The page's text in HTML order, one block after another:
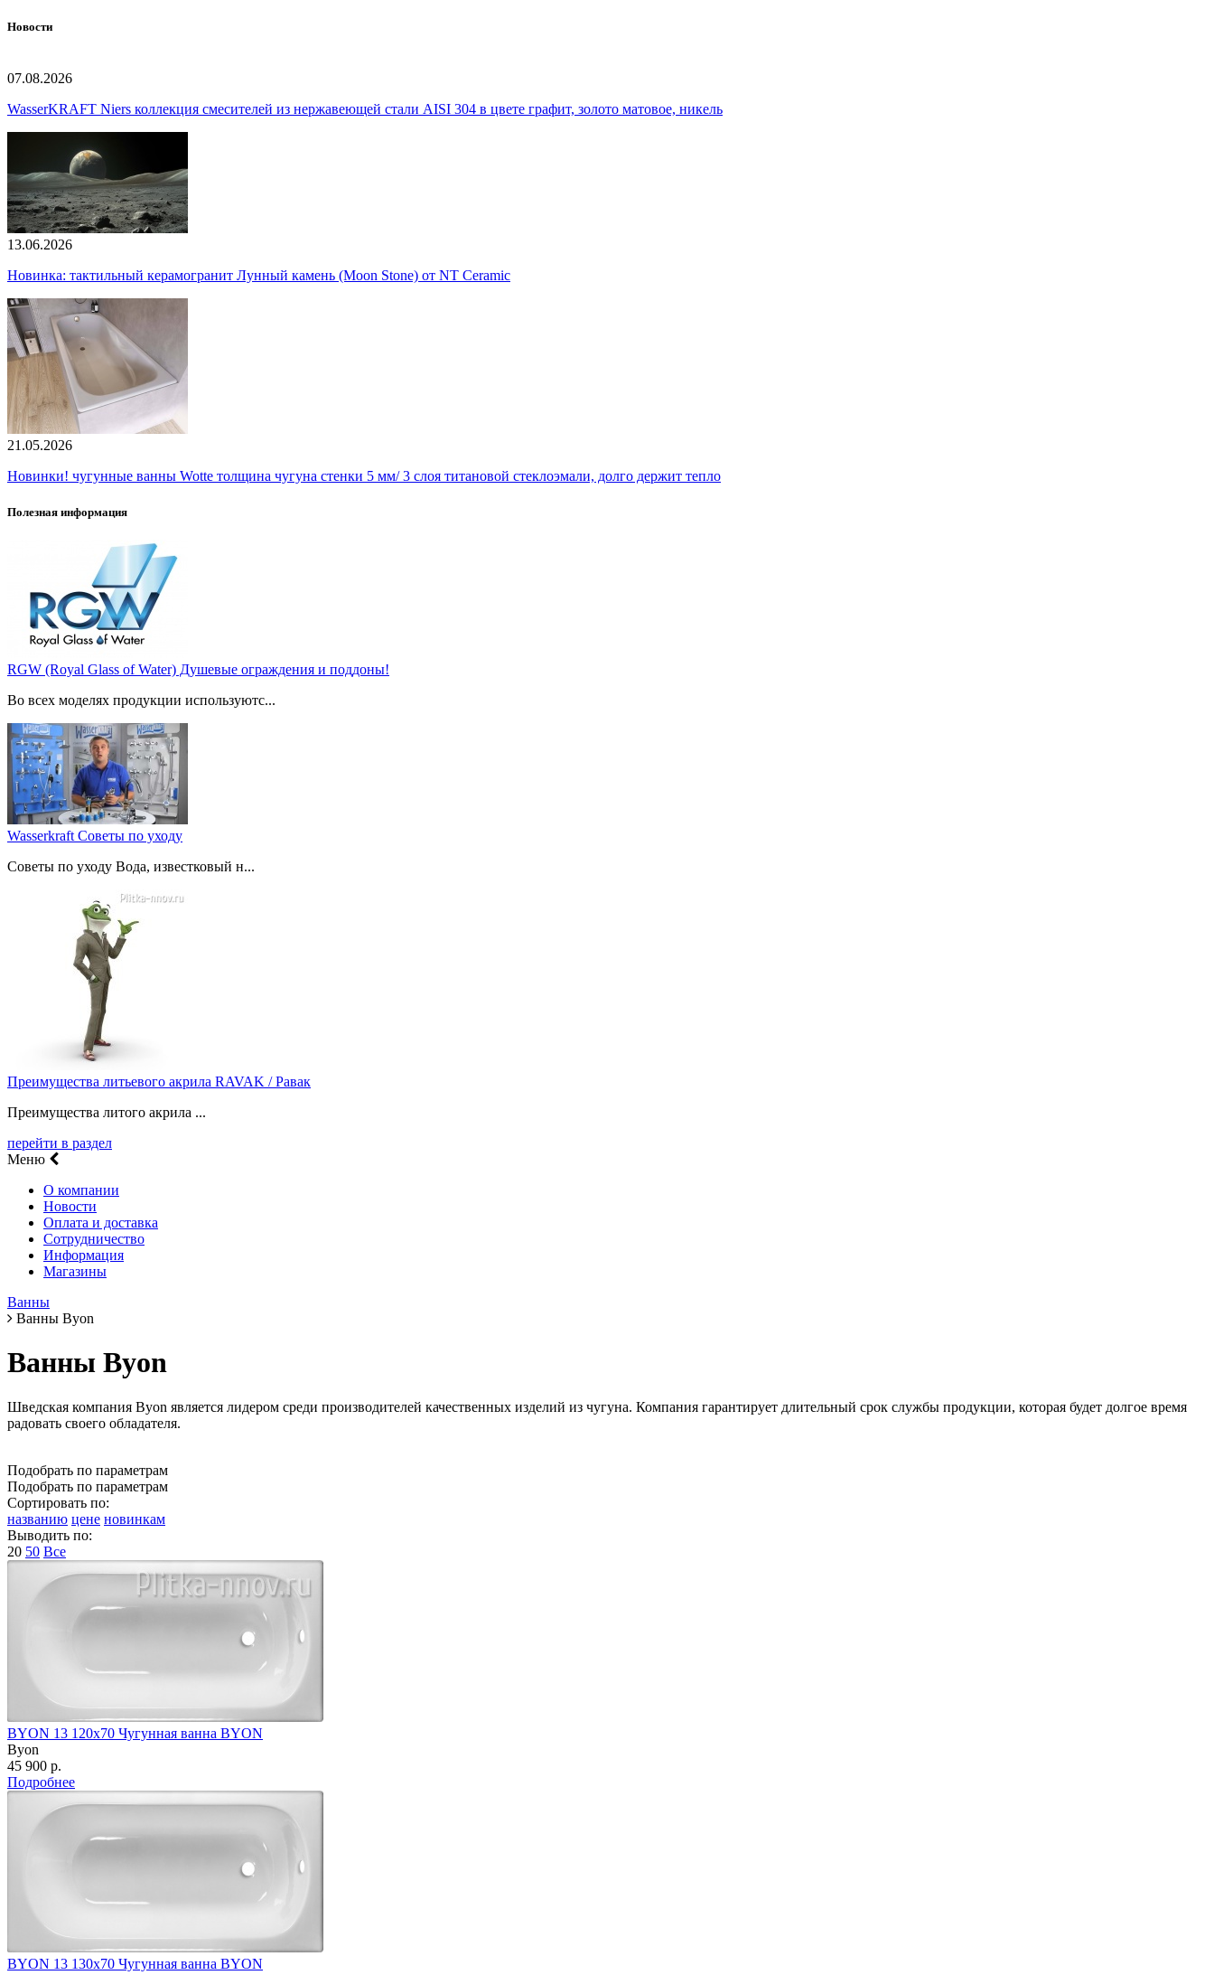
Новости
07.08.2026
WasserKRAFT Niers коллекция смесителей из нержавеющей стали AISI 304 в цвете графит, золото матовое, никель
13.06.2026
Новинка: тактильный керамогранит Лунный камень (Moon Stone) от NT Ceramic
21.05.2026
Новинки! чугунные ванны Wotte толщина чугуна стенки 5 мм/ 3 слоя титановой стеклоэмали, долго держит тепло
Полезная информация
RGW (Royal Glass of Water) Душевые ограждения и поддоны!
Во всех моделях продукции используютс...
Wasserkraft Советы по уходу
Советы по уходу Вода, известковый н...
Преимущества литьевого акрила RAVAK / Равак
Преимущества литого акрила ...
перейти в раздел
Меню
О компании
Новости
Оплата и доставка
Сотрудничество
Информация
Магазины
Ванны
Ванны Byon
Ванны Byon
Шведская компания Byon является лидером среди производителей качественных изделий из чугуна. Компания гарантирует длительный срок службы продукции, которая будет долгое время
радовать своего обладателя.
Подобрать по параметрам
Подобрать по параметрам
Сортировать по:
названию цене новинкам
Выводить по:
20 50 Все
BYON 13 120х70 Чугунная ванна BYON
Byon
45 900 р.
Подробнее
BYON 13 130х70 Чугунная ванна BYON